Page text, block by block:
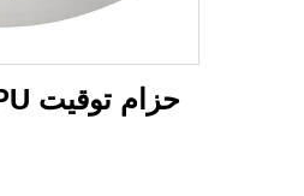
حزام توقيت STD5M PU